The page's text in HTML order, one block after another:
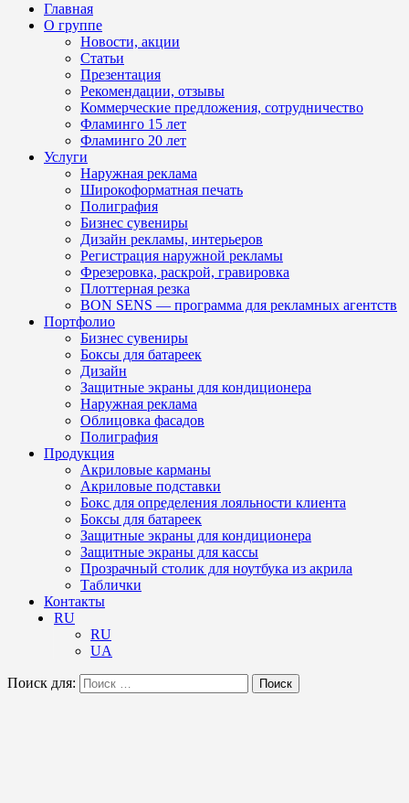
Главная
О группе
Новости, акции
Статьи
Презентация
Рекомендации, отзывы
Коммерческие предложения, сотрудничество
Фламинго 15 лет
Фламинго 20 лет
Услуги
Наружная реклама
Широкоформатная печать
Полиграфия
Бизнес сувениры
Дизайн рекламы, интерьеров
Регистрация наружной рекламы
Фрезеровка, раскрой, гравировка
Плоттерная резка
BON SENS — программа для рекламных агентств
Портфолио
Бизнес сувениры
Боксы для батареек
Дизайн
Защитные экраны для кондиционера
Наружная реклама
Облицовка фасадов
Полиграфия
Продукция
Акриловые карманы
Акриловые подставки
Бокс для определения лояльности клиента
Боксы для батареек
Защитные экраны для кондиционера
Защитные экраны для кассы
Прозрачный столик для ноутбука из акрила
Таблички
Контакты
RU
RU
UA
Поиск для: Поиск